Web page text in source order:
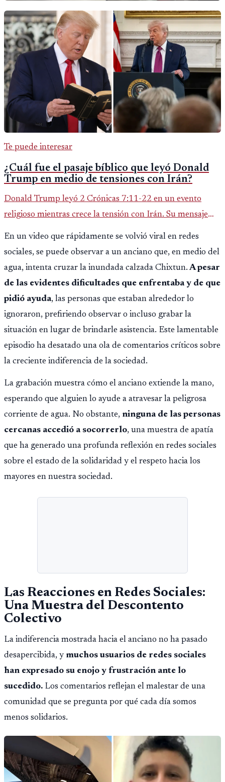
Te puede interesar
¿Cuál fue el pasaje bíblico que leyó Donald
Trump en medio de tensiones con Irán?
Donald Trump leyó 2 Crónicas 7:11-22 en un evento
religioso mientras crece la tensión con Irán. Su mensaje
reaviva el debate político, religioso y diplomático.
En un video que rápidamente se volvió viral en redes
sociales, se puede observar a un anciano que, en medio del
agua, intenta cruzar la inundada calzada Chixtun.A pesar
de las evidentes dificultades que enfrentaba y de que
pidió ayuda, las personas que estaban alrededor lo
ignoraron, prefiriendo observar o incluso grabar la
situación en lugar de brindarle asistencia. Este lamentable
episodio ha desatado una ola de comentarios críticos sobre
la creciente indiferencia de la sociedad.
La grabación muestra cómo el anciano extiende la mano,
esperando que alguien lo ayude a atravesar la peligrosa
corriente de agua. No obstante, ninguna de las personas
cercanas accedió a socorrerlo, una muestra de apatía
que ha generado una profunda reflexión en redes sociales
sobre el estado de la solidaridad y el respeto hacia los
mayores en nuestra sociedad.
Las Reacciones en Redes Sociales:
Una Muestra del Descontento
Colectivo
La indiferencia mostrada hacia el anciano no ha pasado
desapercibida, y muchos usuarios de redes sociales
han expresado su enojo y frustración ante lo
sucedido. Los comentarios reflejan el malestar de una
comunidad que se pregunta por qué cada día somos
menos solidarios.